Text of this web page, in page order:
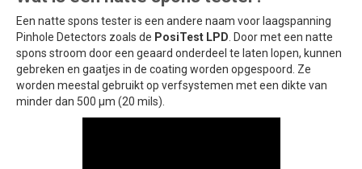
Een natte spons tester is een andere naam voor laagspanning
Pinhole Detectors zoals de PosiTest LPD . Door met een natte
spons stroom door een geaard onderdeel te laten lopen, kunnen
gebreken en gaatjes in de coating worden opgespoord. Ze
worden meestal gebruikt op verfsystemen met een dikte van
minder dan 500 µm (20 mils).